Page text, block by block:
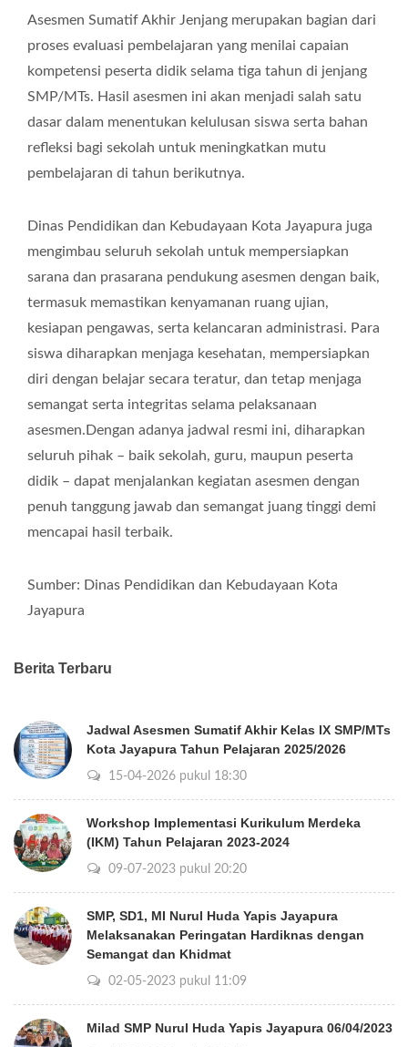
Asesmen Sumatif Akhir Jenjang merupakan bagian dari
proses evaluasi pembelajaran yang menilai capaian
kompetensi peserta didik selama tiga tahun di jenjang
SMP/MTs. Hasil asesmen ini akan menjadi salah satu
dasar dalam menentukan kelulusan siswa serta bahan
refleksi bagi sekolah untuk meningkatkan mutu
pembelajaran di tahun berikutnya.
Dinas Pendidikan dan Kebudayaan Kota Jayapura juga
mengimbau seluruh sekolah untuk mempersiapkan
sarana dan prasarana pendukung asesmen dengan baik,
termasuk memastikan kenyamanan ruang ujian,
kesiapan pengawas, serta kelancaran administrasi. Para
siswa diharapkan menjaga kesehatan, mempersiapkan
diri dengan belajar secara teratur, dan tetap menjaga
semangat serta integritas selama pelaksanaan
asesmen.Dengan adanya jadwal resmi ini, diharapkan
seluruh pihak – baik sekolah, guru, maupun peserta
didik – dapat menjalankan kegiatan asesmen dengan
penuh tanggung jawab dan semangat juang tinggi demi
mencapai hasil terbaik.
Sumber: Dinas Pendidikan dan Kebudayaan Kota
Jayapura
Berita Terbaru
Jadwal Asesmen Sumatif Akhir Kelas IX SMP/MTs
Kota Jayapura Tahun Pelajaran 2025/2026
15-04-2026 pukul 18:30
Workshop Implementasi Kurikulum Merdeka
(IKM) Tahun Pelajaran 2023-2024
09-07-2023 pukul 20:20
SMP, SD1, MI Nurul Huda Yapis Jayapura
Melaksanakan Peringatan Hardiknas dengan
Semangat dan Khidmat
02-05-2023 pukul 11:09
Milad SMP Nurul Huda Yapis Jayapura 06/04/2023